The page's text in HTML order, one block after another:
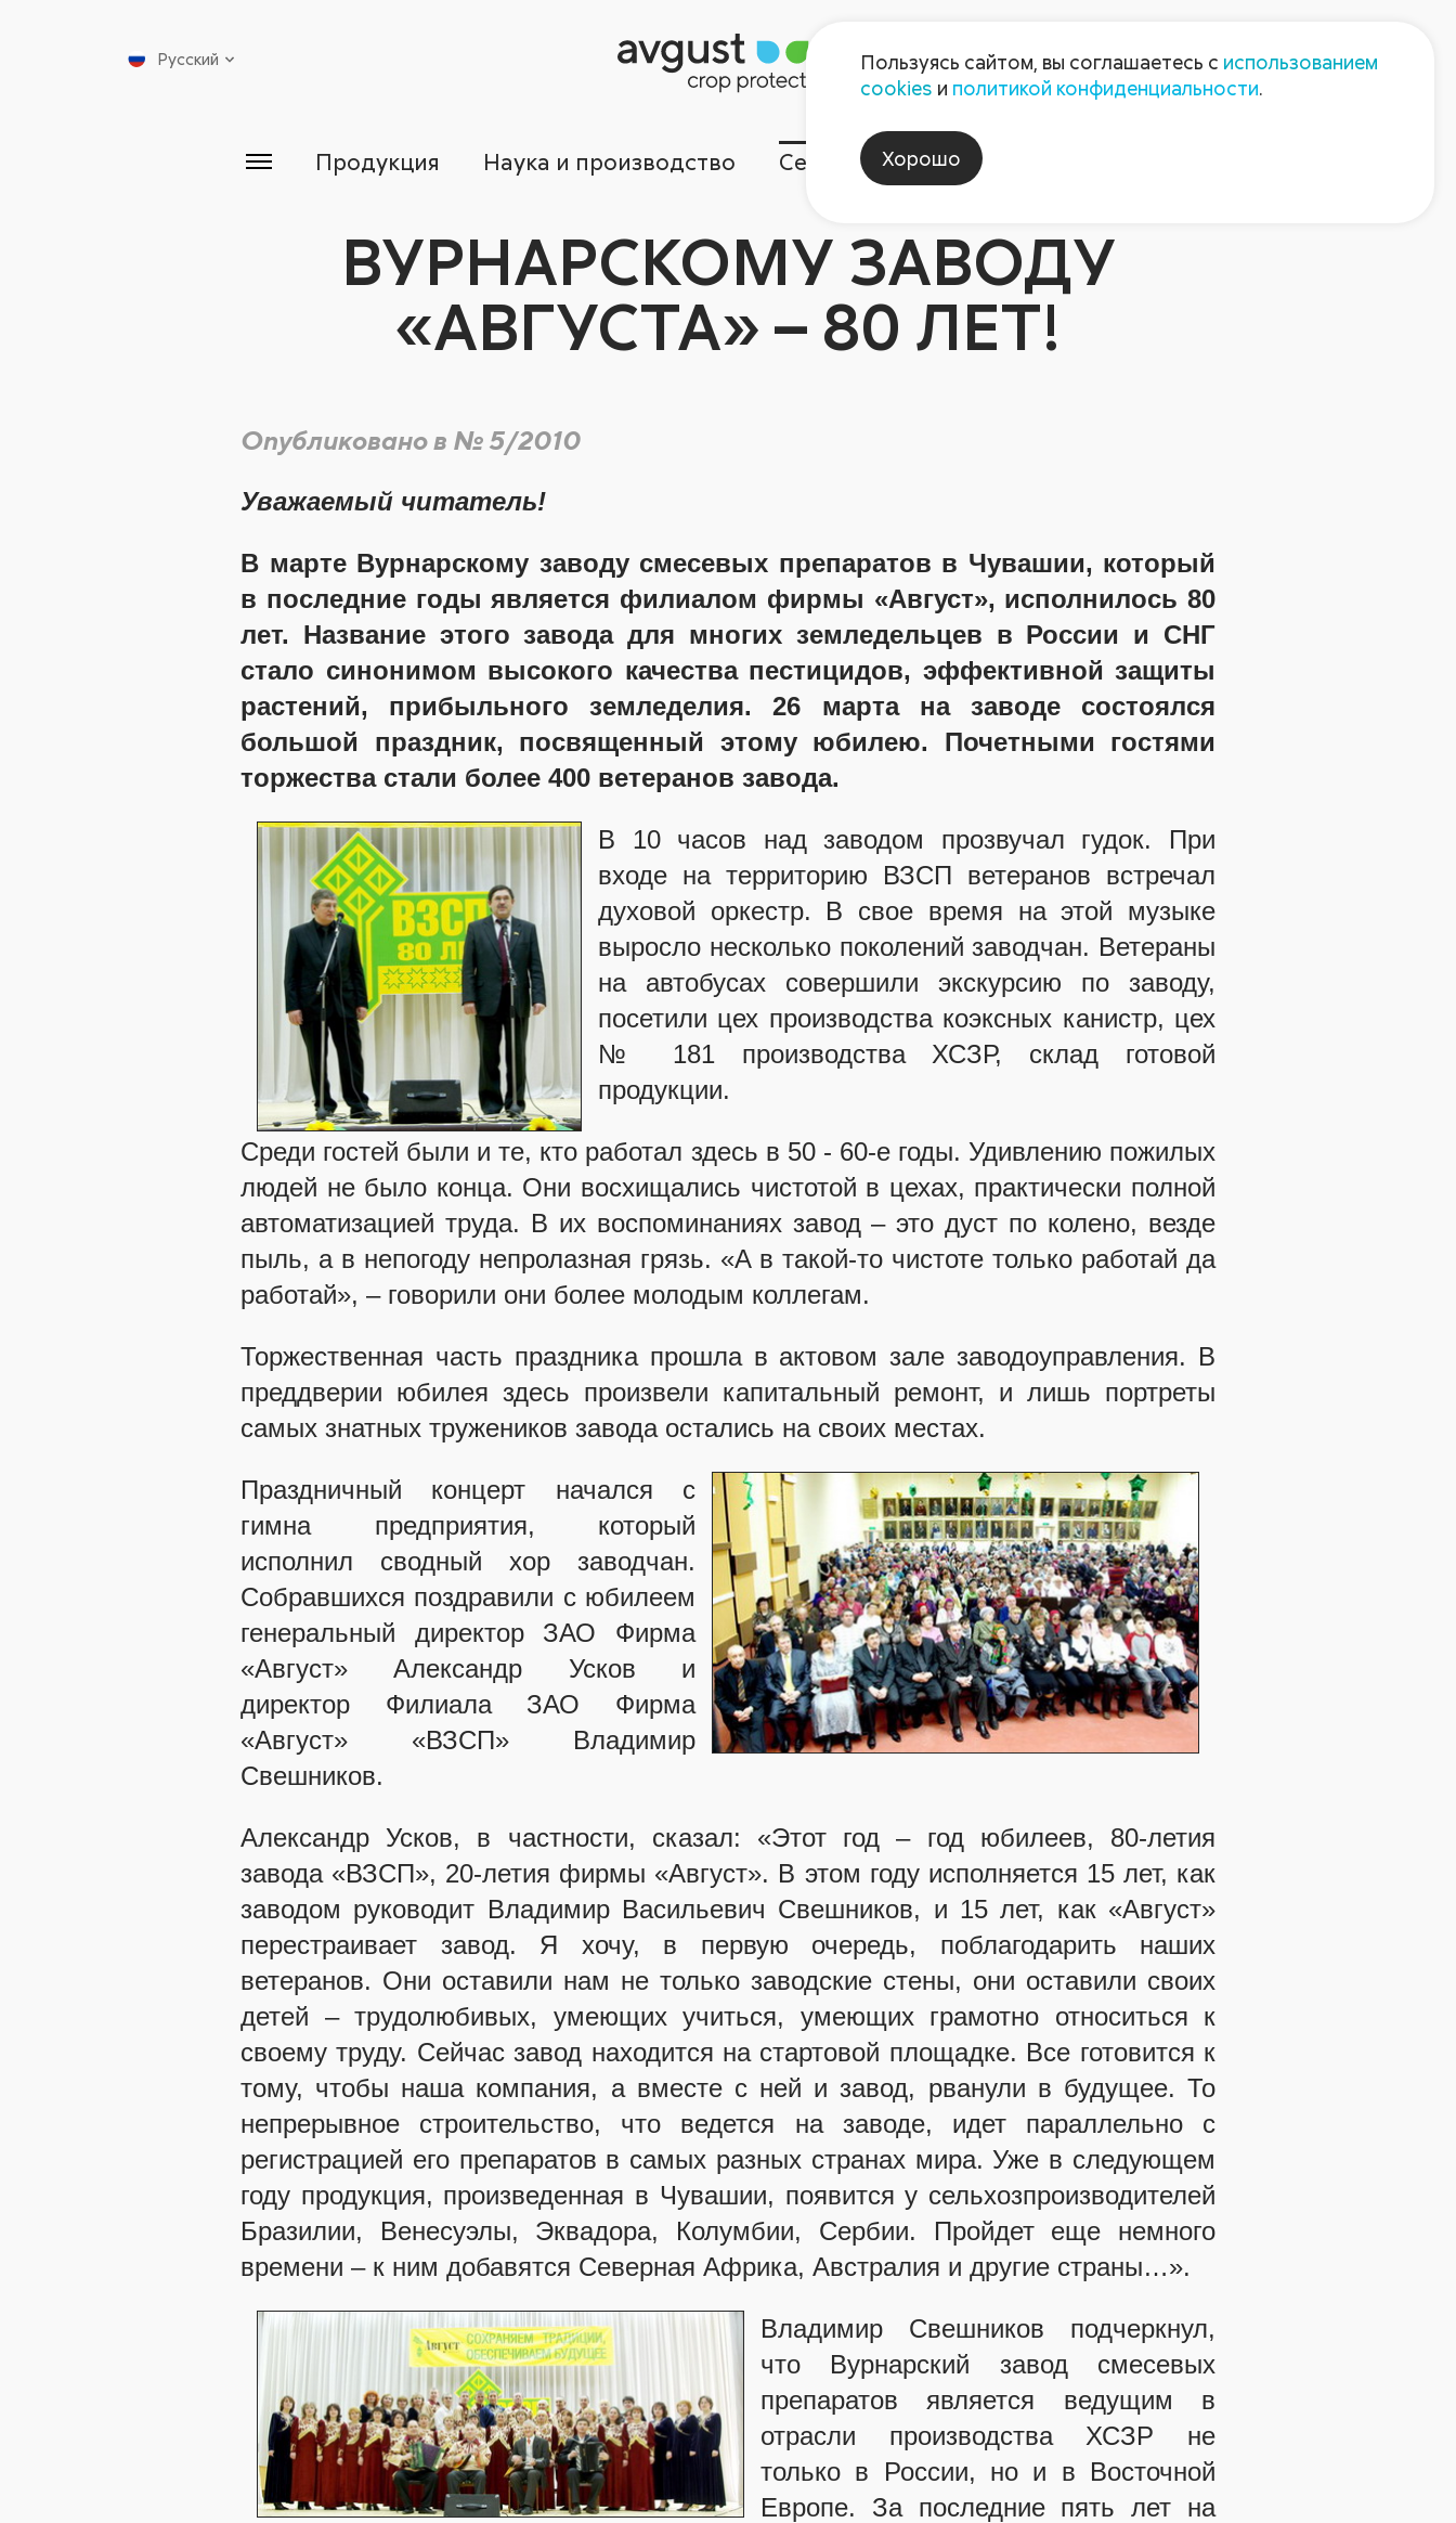
Пресс-центр Контакты
Русский
Продукция Наука и производство Сервисы Компания
ВУРНАРСКОМУ ЗАВОДУ
«АВГУСТА» – 80 ЛЕТ!
Опубликовано в № 5/2010
Уважаемый читатель!
В марте Вурнарскому заводу смесевых препаратов в Чувашии, который
в последние годы является филиалом фирмы «Август», исполнилось 80
лет. Название этого завода для многих земледельцев в России и СНГ
стало синонимом высокого качества пестицидов, эффективной защиты
растений, прибыльного земледелия. 26 марта на заводе состоялся
большой праздник, посвященный этому юбилею. Почетными гостями
торжества стали более 400 ветеранов завода.
В 10 часов над заводом прозвучал гудок. При
входе на территорию ВЗСП ветеранов встречал
духовой оркестр. В свое время на этой музыке
выросло несколько поколений заводчан. Ветераны
на автобусах совершили экскурсию по заводу,
посетили цех производства коэксных канистр, цех
№ 181 производства ХСЗР, склад готовой
продукции.
Среди гостей были и те, кто работал здесь в 50 - 60-е годы. Удивлению пожилых
людей не было конца. Они восхищались чистотой в цехах, практически полной
автоматизацией труда. В их воспоминаниях завод – это дуст по колено, везде
пыль, а в непогоду непролазная грязь. «А в такой-то чистоте только работай да
работай», – говорили они более молодым коллегам.
Торжественная часть праздника прошла в актовом зале заводоуправления. В
преддверии юбилея здесь произвели капитальный ремонт, и лишь портреты
самых знатных тружеников завода остались на своих местах.
Праздничный концерт начался с
гимна предприятия, который
исполнил сводный хор заводчан.
Собравшихся поздравили с юбилеем
генеральный директор ЗАО Фирма
«Август» Александр Усков и
директор Филиала ЗАО Фирма
«Август» «ВЗСП» Владимир
Свешников.
Александр Усков, в частности, сказал: «Этот год – год юбилеев, 80-летия
завода «ВЗСП», 20-летия фирмы «Август». В этом году исполняется 15 лет, как
заводом руководит Владимир Васильевич Свешников, и 15 лет, как «Август»
перестраивает завод. Я хочу, в первую очередь, поблагодарить наших
ветеранов. Они оставили нам не только заводские стены, они оставили своих
детей – трудолюбивых, умеющих учиться, умеющих грамотно относиться к
своему труду. Сейчас завод находится на стартовой площадке. Все готовится к
тому, чтобы наша компания, а вместе с ней и завод, рванули в будущее. То
непрерывное строительство, что ведется на заводе, идет параллельно с
регистрацией его препаратов в самых разных странах мира. Уже в следующем
году продукция, произведенная в Чувашии, появится у сельхозпроизводителей
Бразилии, Венесуэлы, Эквадора, Колумбии, Сербии. Пройдет еще немного
времени – к ним добавятся Северная Африка, Австралия и другие страны…».
Владимир Свешников подчеркнул,
что Вурнарский завод смесевых
препаратов является ведущим в
отрасли производства ХСЗР не
только в России, но и в Восточной
Европе. За последние пять лет на
Пользуясь сайтом, вы соглашаетесь с использованием
cookies и политикой конфиденциальности.
Хорошо